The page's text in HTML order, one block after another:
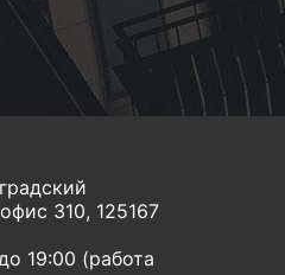
310, 125167
19:00 (работа